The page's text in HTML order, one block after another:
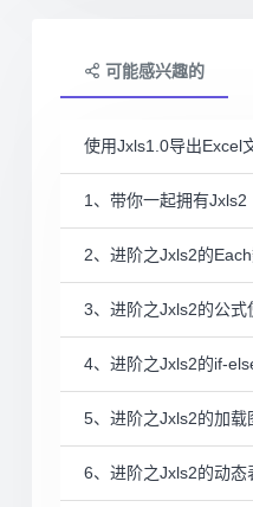
可能感兴趣的
使用Jxls1.0导出Excel
1、带你一起拥有Jxls2
2、进阶之Jxls2的
3、进阶之Jxls2的公式
4、进阶之Jxls2的if-
5、进阶之Jxls2的加载
6、进阶之Jxls2的动态